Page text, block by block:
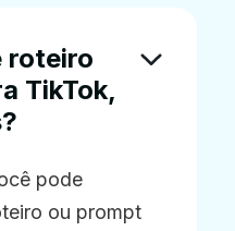
roteiro
TikTok,
pode
ou prompt